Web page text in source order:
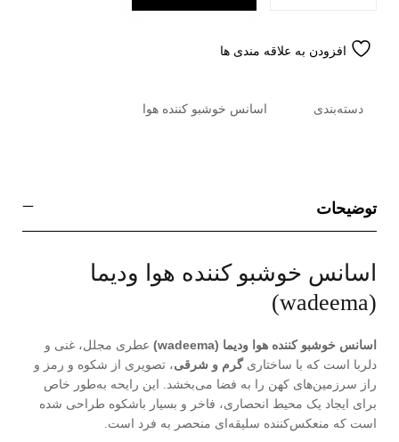
افزودن به علاقه مندی ها
دسته‌بندی اسانس خوشبو کننده هوا
توضیحات
اسانس خوشبو کننده هوا ودیما
(wadeema)
اسانس خوشبو کننده هوا ودیما (wadeema)
عطری مجلل، غنی و
دلربا است که با ساختاریگرم و شرقی، تصویری از شکوه و رمز و
راز سرزمین‌های کهن را به فضا می‌بخشد. این رایحه به‌طور خاص
برای ایجاد یک محیط انحصاری، فاخر و بسیار باشکوه طراحی شده
است که منعکس‌کننده سلیقه‌ای منحصر به فرد است.